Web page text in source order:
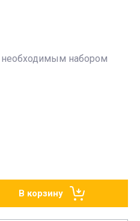
необходимым набором
В корзину